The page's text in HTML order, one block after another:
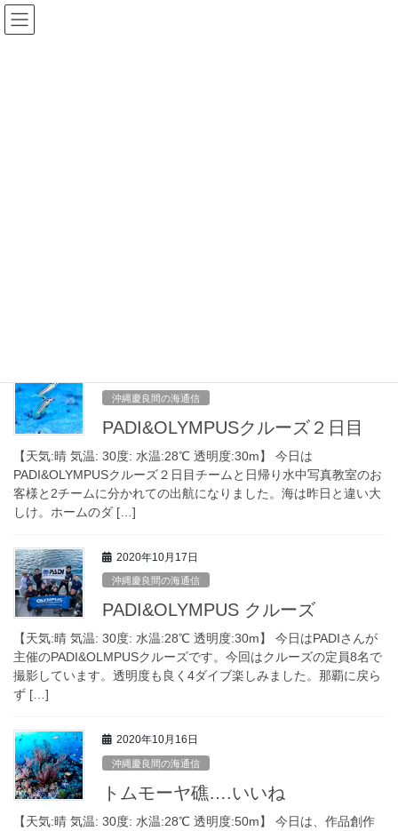
コ
ン
ナ
ビ
沖縄慶良間の海通信
PADI&OLYMPUSクルーズ２日目
【天気:晴 気温: 30度: 水温:28℃ 透明度:30m】 今日は
PADI&OLYMPUSクルーズ２日目チームと日帰り水中写真教室のお
客様と2チームに分かれての出航になりました。海は昨日と違い大
しけ。ホームのダ […]
2020年10月17日
沖縄慶良間の海通信
PADI&OLYMPUS クルーズ
【天気:晴 気温: 30度: 水温:28℃ 透明度:30m】 今日はPADIさんが
主催のPADI&OLMPUSクルーズです。今回はクルーズの定員8名で
撮影しています。透明度も良く4ダイブ楽しみました。那覇に戻ら
ず […]
2020年10月16日
沖縄慶良間の海通信
トムモーヤ礁….いいね
【天気:晴 気温: 30度: 水温:28℃ 透明度:50m】 今日は、作品創作